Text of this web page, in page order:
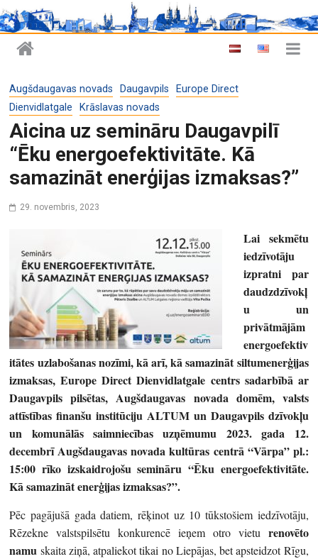
Augšdaugavas novads Daugavpils
Europe Direct
Dienvidlatgale
Krāslavas novads
Aicina uz semināru Daugavpilī
“Ēku energoefektivitāte. Kā
samazināt enerģijas izmaksas?”
29. novembris, 2023
Lai sekmētu
iedzīvotāju
izpratni par
daudzdzīvokļ
u un
privātmājām
energoefektiv
itātes uzlabošanas nozīmi, kā arī, kā samazināt siltumenerģijas
izmaksas, Europe Direct Dienvidlatgale centrs sadarbībā ar
Daugavpils pilsētas, Augšdaugavas novada domēm, valsts
attīstības finanšu institūciju ALTUM un Daugavpils dzīvokļu
un komunālās saimniecības uzņēmumu 2023. gada 12.
decembrī Augšdaugavas novada kultūras centrā “Vārpa” pl.:
15:00 rīko izskaidrojošu semināru “Ēku energoefektivitāte.
Kā samazināt enerģijas izmaksas?”.
Pēc pagājušā gada datiem, rēķinot uz 10 tūkstošiem iedzīvotāju,
Rēzekne valstspilsētu konkurencē ieņem otro vietu renovēto
namu skaita ziņā, atpaliekot tikai no Liepājas, bet apsteidzot Rīgu,